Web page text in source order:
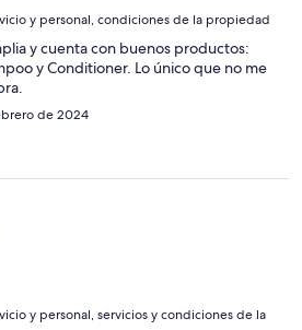
y personal, condiciones de la propiedad
y cuenta con buenos productos:
y Conditioner. Lo único que no me
de 2024
y personal, servicios y condiciones de la